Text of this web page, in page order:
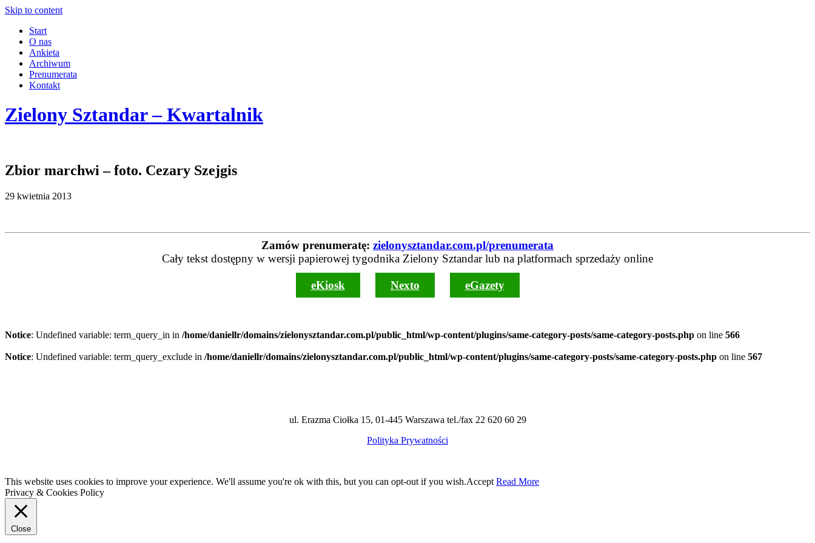
Skip to content
Start
O nas
Ankieta
Archiwum
Prenumerata
Kontakt
Zielony Sztandar – Kwartalnik
Zbior marchwi – foto. Cezary Szejgis
29 kwietnia 2013
Zamów prenumeratę: zielonysztandar.com.pl/prenumerata
Cały tekst dostępny w wersji papierowej tygodnika Zielony Sztandar lub na platformach sprzedaży online
eKiosk Nexto eGazety
Notice: Undefined variable: term_query_in in /home/daniellr/domains/zielonysztandar.com.pl/public_html/wp-content/plugins/same-category-posts/same-category-posts.php on line 566
Notice: Undefined variable: term_query_exclude in /home/daniellr/domains/zielonysztandar.com.pl/public_html/wp-content/plugins/same-category-posts/same-category-posts.php on line 567
ul. Erazma Ciołka 15, 01-445 Warszawa tel./fax 22 620 60 29
Polityka Prywatności
This website uses cookies to improve your experience. We'll assume you're ok with this, but you can opt-out if you wish.Accept Read More
Privacy & Cookies Policy
Close